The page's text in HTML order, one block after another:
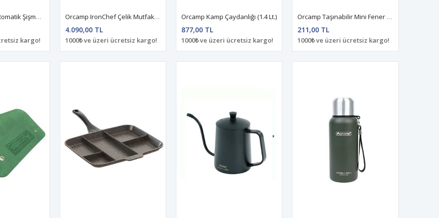
Orcamp Tremo Otomatik Şişme Mat
kargo!
Orcamp IronChef Çelik Mutfak Seti
4.090,00 TL
1000₺ ve üzeri ücretsiz kargo!
Orcamp Kamp Çaydanlığı (1.4 Lt.)
877,00 TL
1000₺ ve üzeri ücretsiz kargo!
Orcamp Taşınabilir Mini Fener Kırmızı
211,00 TL
1000₺ ve üzeri ücretsiz kargo!